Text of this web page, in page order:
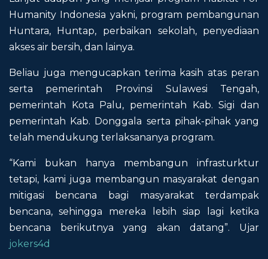
Humanity Indonesia yakni, program pembangunan
Huntara, Huntap, perbaikan sekolah, penyediaan
akses air bersih, dan lainya.
Beliau juga mengucapkan terima kasih atas peran
serta pemerintah Provinsi Sulawesi Tengah,
pemerintah Kota Palu, pemerintah Kab. Sigi dan
pemerintah Kab. Donggala serta pihak-pihak yang
telah mendukung terlaksananya program.
“Kami bukan hanya membangun infrasturktur
tetapi, kami juga membangun masyarakat dengan
mitigasi bencana bagi masyarakat terdampak
bencana, sehingga mereka lebih siap lagi ketika
bencana berikutnya yang akan datang”. Ujar
jokers4d